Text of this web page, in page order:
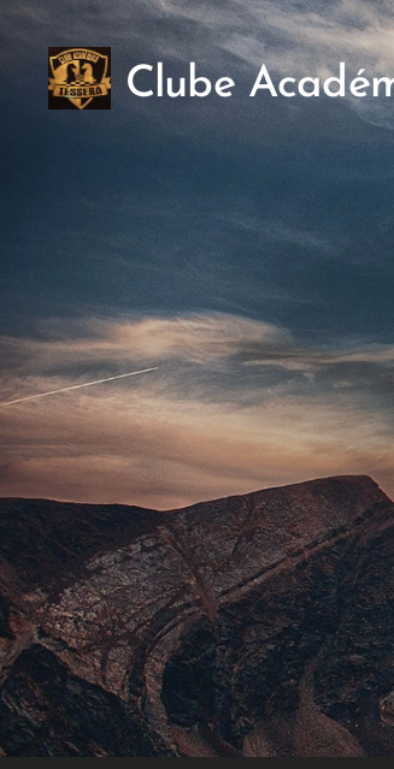
Clube
Téssera